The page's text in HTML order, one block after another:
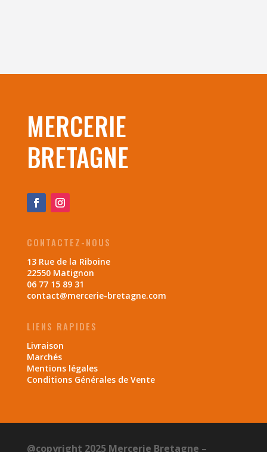
MERCERIE
BRETAGNE
CONTACTEZ-NOUS
13 Rue de la Riboine
22550 Matignon
06 77 15 89 31
contact@mercerie-bretagne.com
LIENS RAPIDES
Livraison
Marchés
Mentions légales
Conditions Générales de Vente
@copyright 2025 Mercerie Bretagne –